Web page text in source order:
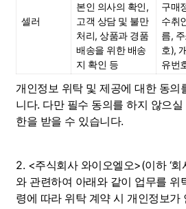
셀러
본인 의사의 확인,
고객 상담 및 불만
처리, 상품과 경품
배송을 위한 배송
지 확인 등
구매
수취
름,
호),
유번
개인정보 위탁 및 제공에 대한 동의
니다. 다만 필수 동의를 하지 않으
한을 받을 수 있습니다.
2. <주식회사 와이오엘오>(이하 ‘회
와 관련하여 아래와 같이 업무를 위
령에 따라 위탁 계약 시 개인정보가